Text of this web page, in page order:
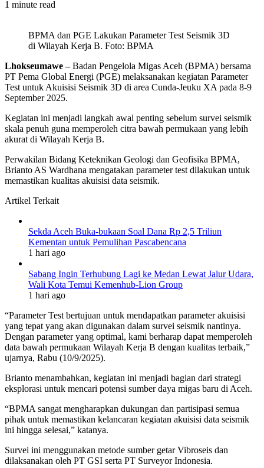
1 minute read
BPMA dan PGE Lakukan Parameter Test Seismik 3D
di Wilayah Kerja B. Foto: BPMA
Lhokseumawe –Badan Pengelola Migas Aceh (BPMA) bersama
PT Pema Global Energi (PGE) melaksanakan kegiatan Parameter
Test untuk Akuisisi Seismik 3D di area Cunda-Jeuku XA pada 8-9
September 2025.
Kegiatan ini menjadi langkah awal penting sebelum survei seismik
skala penuh guna memperoleh citra bawah permukaan yang lebih
akurat di Wilayah Kerja B.
Perwakilan Bidang Keteknikan Geologi dan Geofisika BPMA,
Brianto AS Wardhana mengatakan parameter test dilakukan untuk
memastikan kualitas akuisisi data seismik.
Artikel Terkait
Sekda Aceh Buka-bukaan Soal Dana Rp 2,5 Triliun
Kementan untuk Pemulihan Pascabencana
1 hari ago
Sabang Ingin Terhubung Lagi ke Medan Lewat Jalur Udara,
Wali Kota Temui Kemenhub-Lion Group
1 hari ago
“Parameter Test bertujuan untuk mendapatkan parameter akuisisi
yang tepat yang akan digunakan dalam survei seismik nantinya.
Dengan parameter yang optimal, kami berharap dapat memperoleh
data bawah permukaan Wilayah Kerja B dengan kualitas terbaik,”
ujarnya, Rabu (10/9/2025).
Brianto menambahkan, kegiatan ini menjadi bagian dari strategi
eksplorasi untuk mencari potensi sumber daya migas baru di Aceh.
“BPMA sangat mengharapkan dukungan dan partisipasi semua
pihak untuk memastikan kelancaran kegiatan akuisisi data seismik
ini hingga selesai,” katanya.
Survei ini menggunakan metode sumber getar Vibroseis dan
dilaksanakan oleh PT GSI serta PT Surveyor Indonesia.